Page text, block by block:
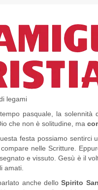
legami
pasquale, la solennità
che non è solitudine, ma
festa possiamo sentirci
compare nelle Scritture.
e vissuto. Gesù è il
amati.
anche delloSpirito